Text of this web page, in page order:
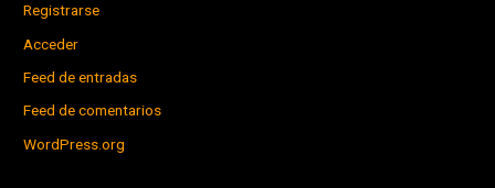
Registrarse
Acceder
Feed de entradas
Feed de comentarios
WordPress.org